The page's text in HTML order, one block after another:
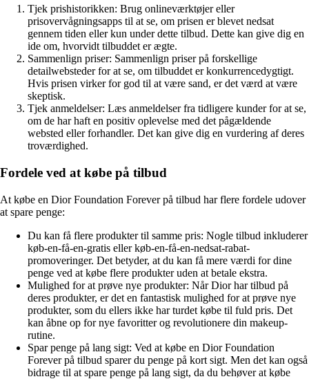
Tjek prishistorikken: Brug onlineværktøjer eller
prisovervågningsapps til at se, om prisen er blevet nedsat
gennem tiden eller kun under dette tilbud. Dette kan give dig en
ide om, hvorvidt tilbuddet er ægte.
Sammenlign priser: Sammenlign priser på forskellige
detailwebsteder for at se, om tilbuddet er konkurrencedygtigt.
Hvis prisen virker for god til at være sand, er det værd at være
skeptisk.
Tjek anmeldelser: Læs anmeldelser fra tidligere kunder for at se,
om de har haft en positiv oplevelse med det pågældende
websted eller forhandler. Det kan give dig en vurdering af deres
troværdighed.
Fordele ved at købe på tilbud
At købe en Dior Foundation Forever på tilbud har flere fordele udover
at spare penge:
Du kan få flere produkter til samme pris: Nogle tilbud inkluderer
køb-en-få-en-gratis eller køb-en-få-en-nedsat-rabat-
promoveringer. Det betyder, at du kan få mere værdi for dine
penge ved at købe flere produkter uden at betale ekstra.
Mulighed for at prøve nye produkter: Når Dior har tilbud på
deres produkter, er det en fantastisk mulighed for at prøve nye
produkter, som du ellers ikke har turdet købe til fuld pris. Det
kan åbne op for nye favoritter og revolutionere din makeup-
rutine.
Spar penge på lang sigt: Ved at købe en Dior Foundation
Forever på tilbud sparer du penge på kort sigt. Men det kan også
bidrage til at spare penge på lang sigt, da du behøver at købe